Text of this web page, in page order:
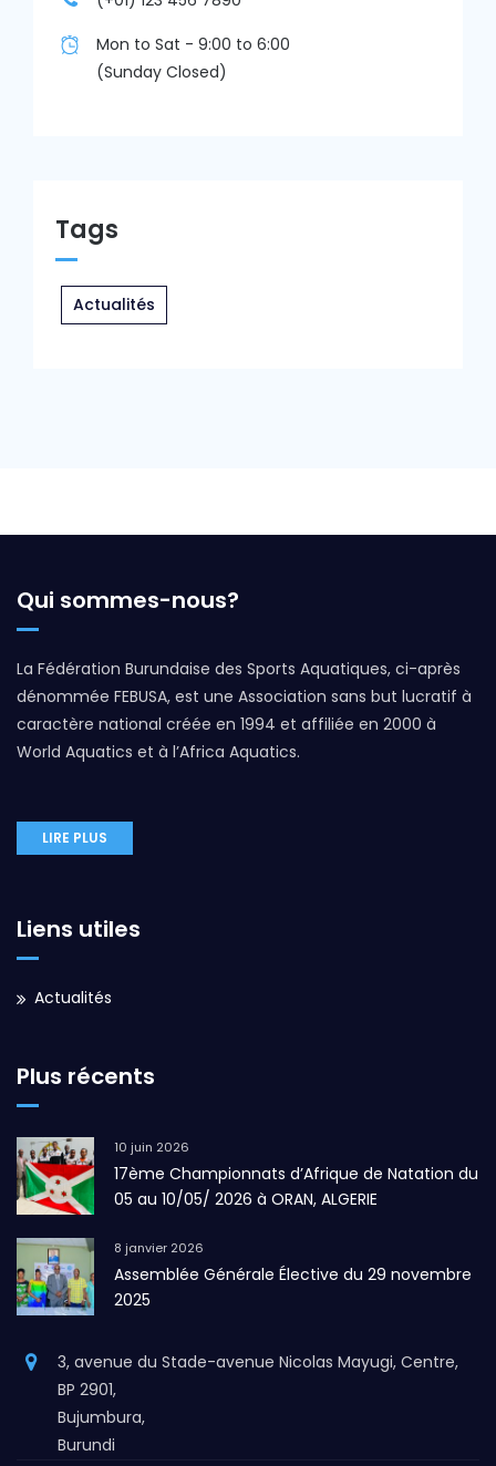
Mon to Sat - 9:00 to 6:00
(Sunday Closed)
Tags
Actualités
Qui sommes-nous?
La Fédération Burundaise des Sports Aquatiques, ci-après
dénommée FEBUSA, est une Association sans but lucratif à
caractère national créée en 1994 et affiliée en 2000 à
World Aquatics et à l’Africa Aquatics.
LIRE PLUS
Liens utiles
Actualités
Plus récents
10 juin 2026
17ème Championnats d’Afrique de Natation du
05 au 10/05/ 2026 à ORAN, ALGERIE
8 janvier 2026
Assemblée Générale Élective du 29 novembre
2025
3, avenue du Stade-avenue Nicolas Mayugi, Centre,
BP 2901,
Bujumbura,
Burundi